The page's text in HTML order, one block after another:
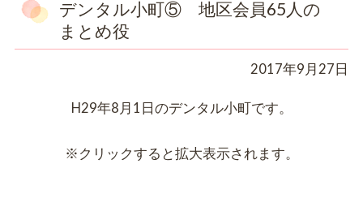
デンタル小町⑤ 地区会員65人の
まとめ役
2017年9月27日
H29年8月1日のデンタル小町です。
※クリックすると拡大表示されます。